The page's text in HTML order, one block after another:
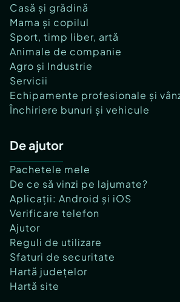
Casă și grădină
Mama și copilul
Sport, timp liber, artă
Animale de companie
Agro și Industrie
Servicii
Echipamente profesionale și
Închiriere bunuri și vehicule
De ajutor
Pachetele mele
De ce să vinzi pe lajumate?
Aplicații: Android și iOS
Verificare telefon
Ajutor
Reguli de utilizare
Sfaturi de securitate
Hartă județelor
Hartă site